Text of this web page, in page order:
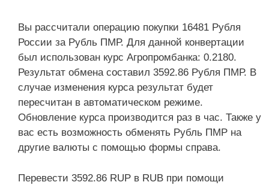
Вы рассчитали операцию покупки 16481 Рубля
России за Рубль ПМР. Для данной конвертации
был использован курс Агропромбанка: 0.2180.
Результат обмена составил 3592.86 Рубля ПМР. В
случае изменения курса результат будет
пересчитан в автоматическом режиме.
Обновление курса производится раз в час. Также у
вас есть возможность обменять Рубль ПМР на
другие валюты с помощью формы справа.
Перевести 3592.86 RUP в RUB при помощи